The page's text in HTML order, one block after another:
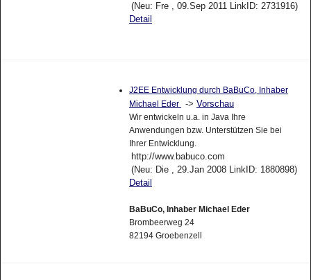
(Neu: Fre , 09.Sep 2011 LinkID: 2731916)
Detail
J2EE Entwicklung durch BaBuCo, Inhaber
Michael Eder
-> Vorschau
Wir entwickeln u.a. in Java Ihre
Anwendungen bzw. Unterstützen Sie bei
Ihrer Entwicklung.
http://www.babuco.com
(Neu: Die , 29.Jan 2008 LinkID: 1880898)
Detail
BaBuCo, Inhaber Michael Eder
Brombeerweg 24
82194 Groebenzell